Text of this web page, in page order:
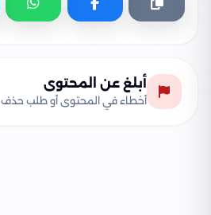
أبلغ عن المحتوى
أخطاء في المحتوى أو طلب حذف